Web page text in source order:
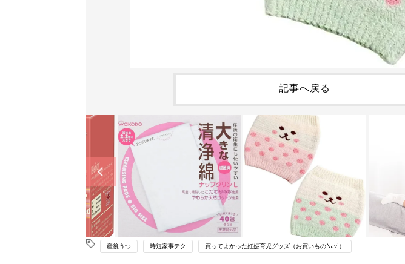
記事へ戻る
産後うつ 時短家事テク 買ってよかった妊娠育児グッズ（お買いものNavi）